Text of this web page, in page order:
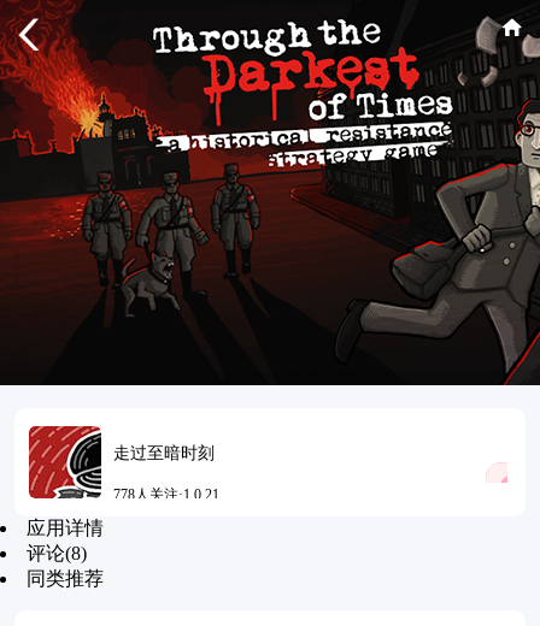
走过至暗时刻
778人关注·1.0.21
应用详情
评论(8)
同类推荐